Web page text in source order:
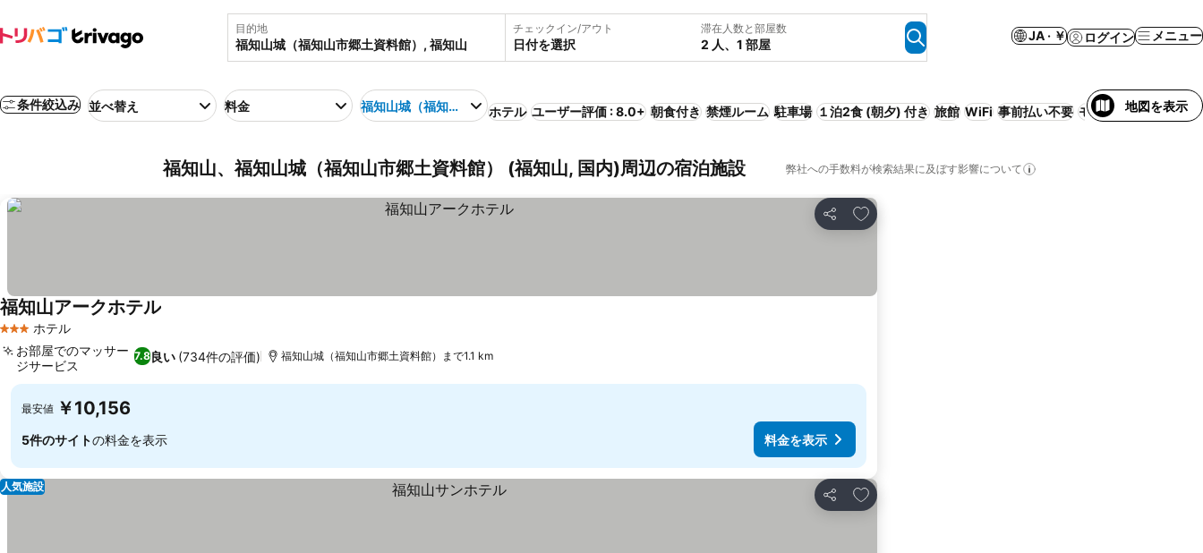
目的地 チェックイン/アウト
日付を選択
滞在人数と部屋数
2 人、1 部屋
JA · ￥ ログイン メニュー
条件絞込み 並べ替え 料金 福知山城（福知山市郷土資料館）
ホテル ユーザー評価 : 8.0+ 朝食付き 禁煙ルーム 駐車場 １泊2食 (朝夕) 付き 旅館 WiFi 事前払い不要 モーテル ファミリー
地図を表示
福知山、福知山城（福知山市郷土資料館） (福知山, 国内)周辺の宿泊施設 弊社への手数料が検索結果に及ぼす影響について
シェア
お気に入りに追加
3 ホテルのランク
ホテル
福知山アークホテル
7.8良い (734件の評価)
お部屋でのマッサー
ジサービス
福知山城（福知山市郷土資料館）まで1.1 km
最安値 ￥10,156
5件のサイトの料金を表示 料金を表示
シェア
お気に入りに追加
人気施設